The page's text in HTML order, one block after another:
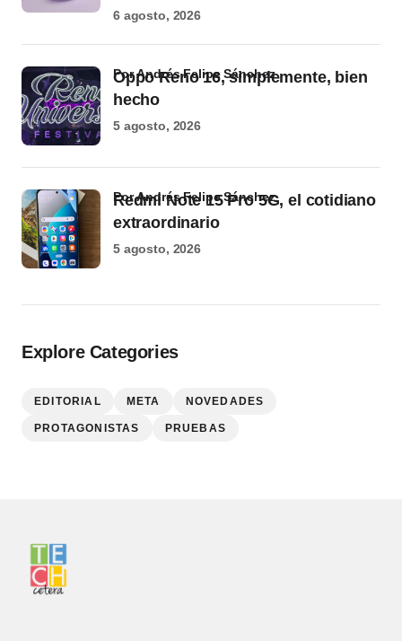
6 agosto, 2026
Oppo Reno 16, simplemente, bien
hecho
por Andrés Felipe Sánchez
5 agosto, 2026
Redmi Note 15 Pro 5G, el cotidiano
extraordinario
por Andrés Felipe Sánchez
5 agosto, 2026
Explore Categories
EDITORIAL META NOVEDADES
PROTAGONISTAS PRUEBAS